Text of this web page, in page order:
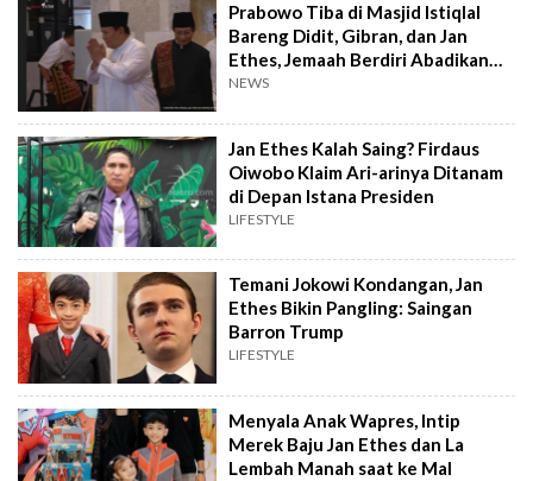
Prabowo Tiba di Masjid Istiqlal
Bareng Didit, Gibran, dan Jan
Ethes, Jemaah Berdiri Abadikan
Foto
NEWS
Jan Ethes Kalah Saing? Firdaus
Oiwobo Klaim Ari-arinya Ditanam
di Depan Istana Presiden
LIFESTYLE
Temani Jokowi Kondangan, Jan
Ethes Bikin Pangling: Saingan
Barron Trump
LIFESTYLE
Menyala Anak Wapres, Intip
Merek Baju Jan Ethes dan La
Lembah Manah saat ke Mal